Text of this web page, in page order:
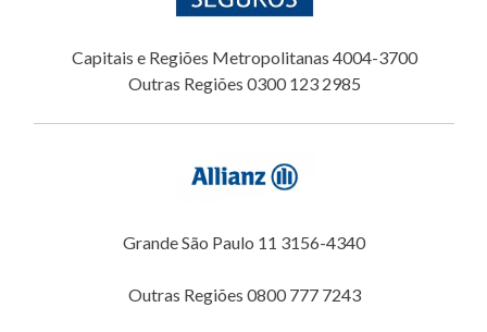
Capitais e Regiões Metropolitanas 4004-3700
Outras Regiões 0300 123 2985
Grande São Paulo 11 3156-4340
Outras Regiões 0800 777 7243